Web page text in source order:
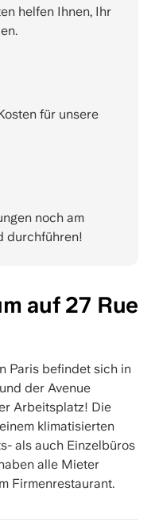
helfen Ihnen, Ihr
für unsere
noch am
durchführen!
auf 27 Rue
Paris befindet sich in
der Avenue
Arbeitsplatz! Die
klimatisierten
als auch Einzelbüros
alle Mieter
Firmenrestaurant.